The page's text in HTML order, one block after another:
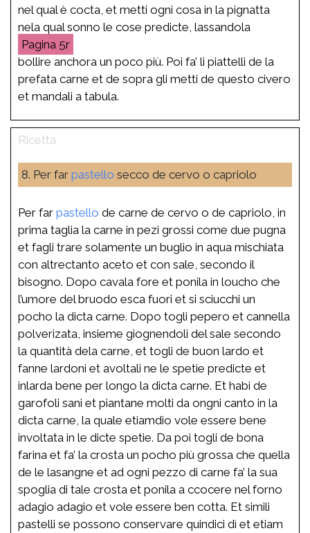
nel qual è cocta, et metti ogni cosa in la pignatta
nela qual sonno le cose predicte, lassandola
5r
bollire anchora un poco più. Poi fa’ li piattelli de la
prefata carne et de sopra gli metti de questo civero
et mandali a tabula.
8. Per far pastello secco de cervo o capriolo
Per far pastello de carne de cervo o de capriolo, in
prima taglia la carne in pezi grossi come due pugna
et fagli trare solamente un buglio in aqua mischiata
con altrectanto aceto et con sale, secondo il
bisogno. Dopo cavala fore et ponila in loucho che
l’umore del bruodo esca fuori et si sciucchi un
pocho la dicta carne. Dopo togli pepero et cannella
polverizata, insieme giognendoli del sale secondo
la quantità dela carne, et togli de buon lardo et
fanne lardoni et avoltali ne le spetie predicte et
inlarda bene per longo la dicta carne. Et habi de
garofoli sani et piantane molti da ongni canto in la
dicta carne, la quale etiamdio vole essere bene
involtata in le dicte spetie. Da poi togli de bona
farina et fa’ la crosta un pocho più grossa che quella
de le lasangne et ad ogni pezzo di carne fa’ la sua
spoglia di tale crosta et ponila a ccocere nel forno
adagio adagio et vole essere ben cotta. Et simili
pastelli se possono conservare quindici dì et etiam